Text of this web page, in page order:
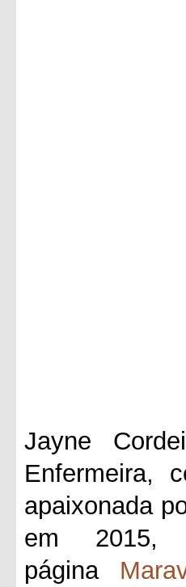
Jayne
Enfermeira,
apaixonada
em 2015,
página